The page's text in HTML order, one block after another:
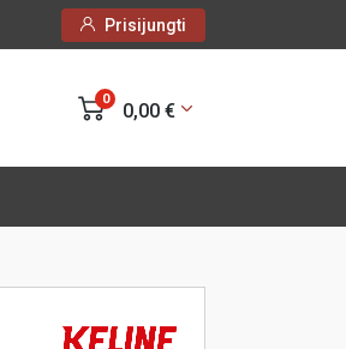
Prisijungti
0
0,00 €